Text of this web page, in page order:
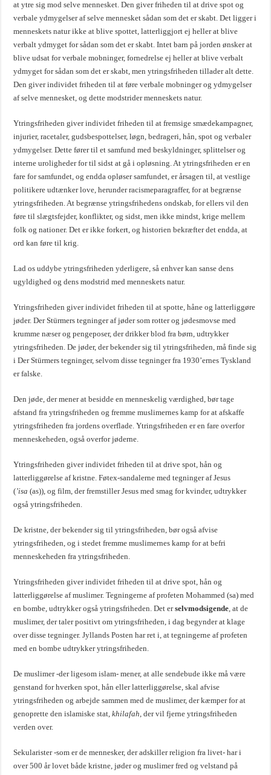
at ytre sig mod selve mennesket. Den giver friheden til at drive spot og
verbale ydmygelser af selve mennesket sådan som det er skabt. Det ligger i
menneskets natur ikke at blive spottet, latterliggjort ej heller at blive
verbalt ydmyget for sådan som det er skabt. Intet barn på jorden ønsker at
blive udsat for verbale mobninger, fornedrelse ej heller at blive verbalt
ydmyget for sådan som det er skabt, men ytringsfriheden tillader alt dette.
Den giver individet friheden til at føre verbale mobninger og ydmygelser
af selve mennesket, og dette modstrider menneskets natur.
Ytringsfriheden giver individet friheden til at fremsige smædekampagner,
injurier, racetaler, gudsbespottelser, løgn, bedrageri, hån, spot og verbaler
ydmygelser. Dette fører til et samfund med beskyldninger, splittelser og
interne uroligheder for til sidst at gå i opløsning. At ytringsfriheden er en
fare for samfundet, og endda opløser samfundet, er årsagen til, at vestlige
politikere udtænker love, herunder racismeparagraffer, for at begrænse
ytringsfriheden. At begrænse ytringsfrihedens ondskab, for ellers vil den
føre til slægtsfejder, konflikter, og sidst, men ikke mindst, krige mellem
folk og nationer. Det er ikke forkert, og historien bekræfter det endda, at
ord kan føre til krig.
Lad os uddybe ytringsfriheden yderligere, så enhver kan sanse dens
ugyldighed og dens modstrid med menneskets natur.
Ytringsfriheden giver individet friheden til at spotte, håne og latterliggøre
jøder. Der Stürmers tegninger af jøder som rotter og jødesmovse med
krumme næser og pengeposer, der drikker blod fra børn, udtrykker
ytringsfriheden. De jøder, der bekender sig til ytringsfriheden, må finde sig
i Der Stürmers tegninger, selvom disse tegninger fra 1930’ernes Tyskland
er falske.
Den jøde, der mener at besidde en menneskelig værdighed, bør tage
afstand fra ytringsfriheden og fremme muslimernes kamp for at afskaffe
ytringsfriheden fra jordens overflade. Ytringsfriheden er en fare overfor
menneskeheden, også overfor jøderne.
Ytringsfriheden giver individet friheden til at drive spot, hån og
latterliggørelse af kristne. Føtex-sandalerne med tegninger af Jesus
(’isa (as)), og film, der fremstiller Jesus med smag for kvinder, udtrykker
også ytringsfriheden.
De kristne, der bekender sig til ytringsfriheden, bør også afvise
ytringsfriheden, og i stedet fremme muslimernes kamp for at befri
menneskeheden fra ytringsfriheden.
Ytringsfriheden giver individet friheden til at drive spot, hån og
latterliggørelse af muslimer. Tegningerne af profeten Mohammed (sa) med
en bombe, udtrykker også ytringsfriheden. Det erselvmodsigende , at de
muslimer, der taler positivt om ytringsfriheden, i dag begynder at klage
over disse tegninger. Jyllands Posten har ret i, at tegningerne af profeten
med en bombe udtrykker ytringsfriheden.
De muslimer -der ligesom islam- mener, at alle sendebude ikke må være
genstand for hverken spot, hån eller latterliggørelse, skal afvise
ytringsfriheden og arbejde sammen med de muslimer, der kæmper for at
genoprette den islamiske stat,khilafah , der vil fjerne ytringsfriheden
verden over.
Sekularister -som er de mennesker, der adskiller religion fra livet- har i
over 500 år lovet både kristne, jøder og muslimer fred og velstand på